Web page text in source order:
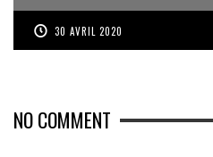
30 AVRIL 2020
NO COMMENT